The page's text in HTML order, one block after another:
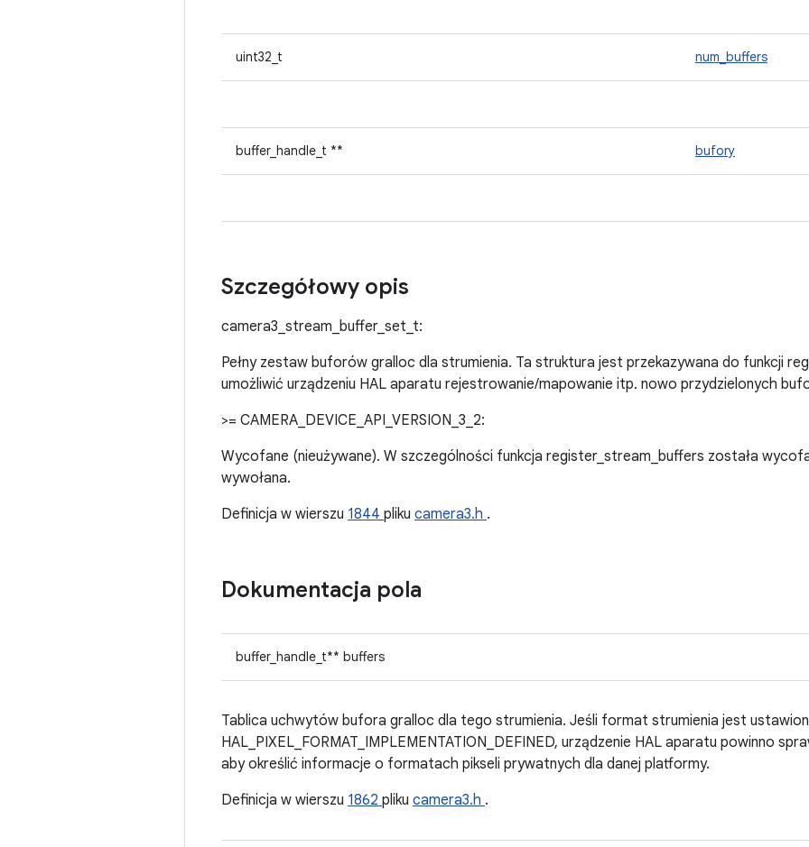
uint32_t num_buffers
buffer_handle_t ** bufory
Szczegółowy opis
camera3_stream_buffer_set_t:
Pełny zestaw buforów gralloc dla strumienia. Ta struktura jest przekazywana do funkcji
umożliwić urządzeniu HAL aparatu rejestrowanie/mapowanie itp. nowo przydzielonych
>= CAMERA_DEVICE_API_VERSION_3_2:
Wycofane (nieużywane). W szczególności funkcja register_stream_buffers została
wywołana.
Definicja w wierszu 1844 pliku camera3.h .
Dokumentacja pola
buffer_handle_t** buffers
Tablica uchwytów bufora gralloc dla tego strumienia. Jeśli format strumienia jest
HAL_PIXEL_FORMAT_IMPLEMENTATION_DEFINED, urządzenie HAL aparatu powinno
aby określić informacje o formatach pikseli prywatnych dla danej platformy.
Definicja w wierszu 1862 pliku camera3.h .